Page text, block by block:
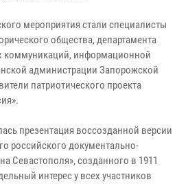
мероприятия стали специалисты
общества, департамента
коммуникаций, информационной
администрации Запорожской
патриотического проекта
презентация воссозданной версии
российского документально-
Севастополя», созданного в 1911
интерес у всех участников